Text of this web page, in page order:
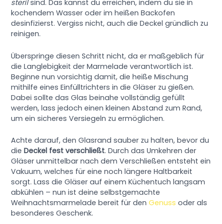
sterilsind. Das kannst du erreichen, indem du sie in
kochendem Wasser oder im heißen Backofen
desinfizierst. Vergiss nicht, auch die Deckel gründlich zu
reinigen.
Überspringe diesen Schritt nicht, da er maßgeblich für
die Langlebigkeit der Marmelade verantwortlich ist.
Beginne nun vorsichtig damit, die heiße Mischung
mithilfe eines Einfülltrichters in die Gläser zu gießen.
Dabei sollte das Glas beinahe vollständig gefüllt
werden, lass jedoch einen kleinen Abstand zum Rand,
um ein sicheres Versiegeln zu ermöglichen.
Achte darauf, den Glasrand sauber zu halten, bevor du
dieDeckel fest verschließt. Durch das Umkehren der
Gläser unmittelbar nach dem Verschließen entsteht ein
Vakuum, welches für eine noch längere Haltbarkeit
sorgt. Lass die Gläser auf einem Küchentuch langsam
abkühlen – nun ist deine selbstgemachte
Weihnachtsmarmelade bereit für denGenuss oder als
besonderes Geschenk.